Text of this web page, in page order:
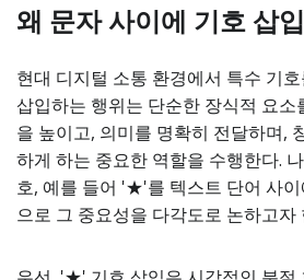
왜 문자 사이에 기호 삽
현대 디지털 소통 환경에서 특수 기
삽입하는 행위는 단순한 장식적 요소
을 높이고, 의미를 명확히 전달하며,
하게 하는 중요한 역할을 수행한다.
호, 예를 들어 '★'를 텍스트 단어 사
으로 그 중요성을 다각도로 논하고자